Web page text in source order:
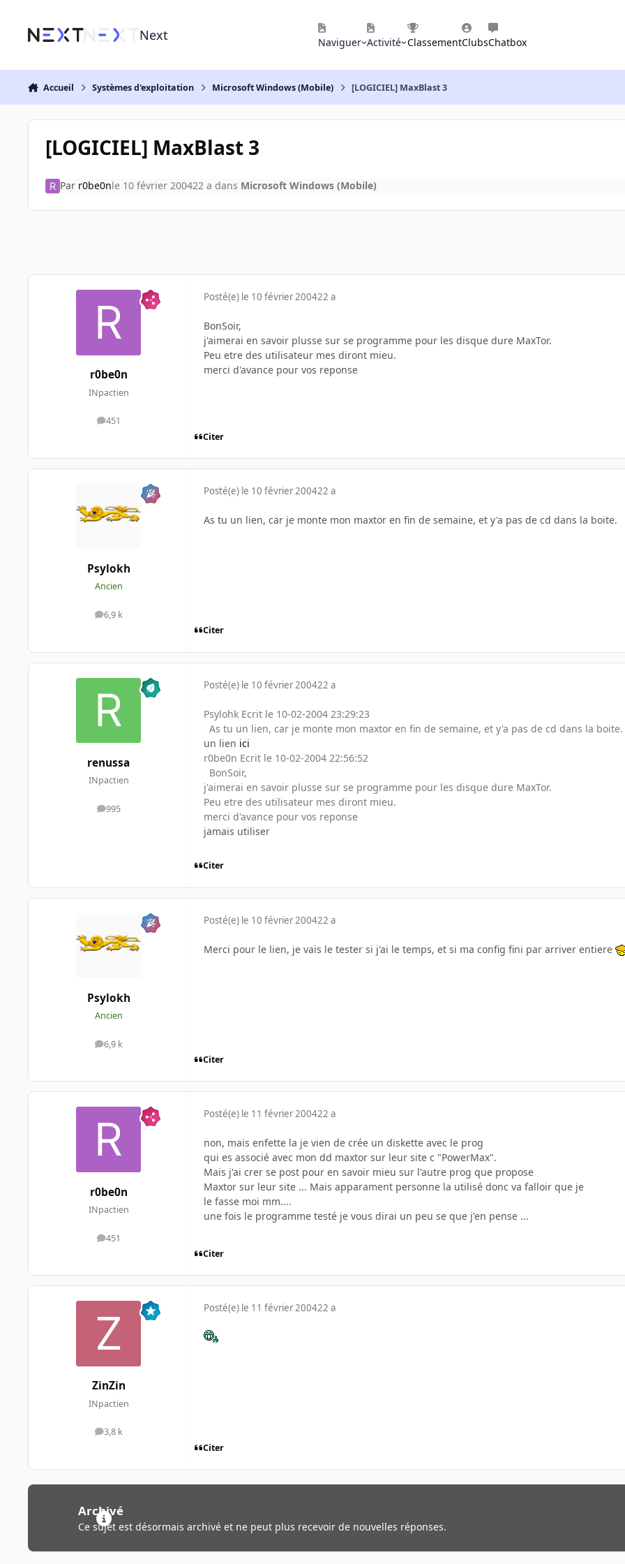
Next Naviguer Activité ClassementClubsChatbox
Accueil Systèmes d'exploitation Microsoft Windows (Mobile) [LOGICIEL] MaxBlast 3
[LOGICIEL] MaxBlast 3
Par r0be0nle 10 février 200422 a dans Microsoft Windows (Mobile)
r0be0n
INpactien
451
messages
Posté(e) le 10 février 200422 a
BonSoir,
j'aimerai en savoir plusse sur se programme pour les disque dure MaxTor.
Peu etre des utilisateur mes diront mieu.
merci d'avance pour vos reponse
Citer
Psylokh
Ancien
6,9 k
messages
Posté(e) le 10 février 200422 a
As tu un lien, car je monte mon maxtor en fin de semaine, et y'a pas de cd dans la boite.
Citer
renussa
INpactien
995
messages
Posté(e) le 10 février 200422 a
Psylohk Ecrit le 10-02-2004 23:29:23
As tu un lien, car je monte mon maxtor en fin de semaine, et y'a pas de cd dans la boite.
un lien ici
r0be0n Ecrit le 10-02-2004 22:56:52
BonSoir,
j'aimerai en savoir plusse sur se programme pour les disque dure MaxTor.
Peu etre des utilisateur mes diront mieu.
merci d'avance pour vos reponse
jamais utiliser
Citer
Psylokh
Ancien
6,9 k
messages
Posté(e) le 10 février 200422 a
Merci pour le lien, je vais le tester si j'ai le temps, et si ma config fini par arriver entiere
Citer
r0be0n
INpactien
451
messages
Posté(e) le 11 février 200422 a
non, mais enfette la je vien de crée un diskette avec le prog
qui es associé avec mon dd maxtor sur leur site c "PowerMax".
Mais j'ai crer se post pour en savoir mieu sur l'autre prog que propose
Maxtor sur leur site ... Mais apparament personne la utilisé donc va falloir que je
le fasse moi mm....
une fois le programme testé je vous dirai un peu se que j'en pense ...
Citer
ZinZin
INpactien
3,8 k
messages
Posté(e) le 11 février 200422 a
Citer
Archivé
Ce sujet est désormais archivé et ne peut plus recevoir de nouvelles réponses.